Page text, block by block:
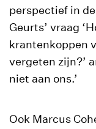
perspectief in
Geurts’ vraag
krantenkoppen
vergeten zijn?’
niet aan ons.’
Ook Marcus